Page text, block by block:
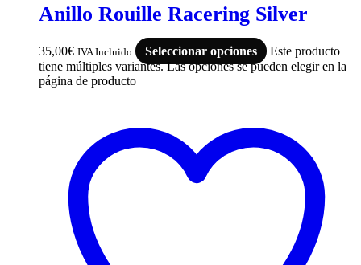
Anillo Rouille Racering Silver
35,00€ IVA Incluido Seleccionar opciones
Este producto
tiene múltiples variantes. Las opciones se pueden elegir en la
página de producto